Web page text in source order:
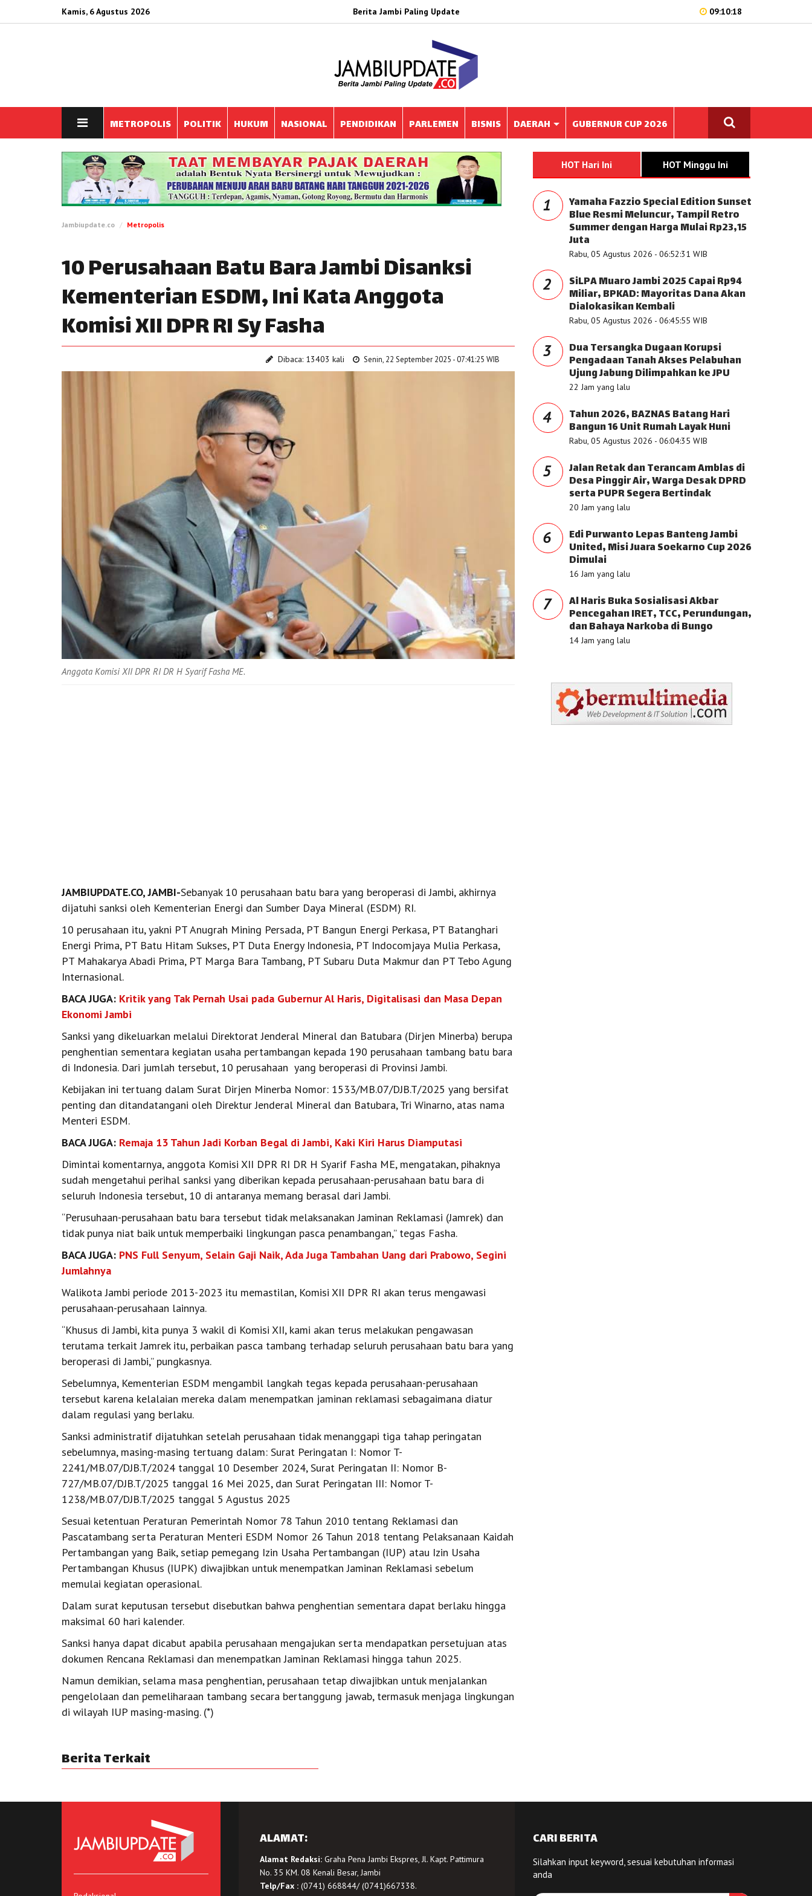
Kamis, 6 Agustus 2026 Berita Jambi Paling Update 09:10:18
METROPOLIS POLITIK HUKUM NASIONAL PENDIDIKAN PARLEMEN BISNIS DAERAH GUBERNUR CUP 2026
Jambiupdate.co Metropolis
10 Perusahaan Batu Bara Jambi Disanksi
Kementerian ESDM, Ini Kata Anggota
Komisi XII DPR RI Sy Fasha
Dibaca: 13403 kali Senin, 22 September 2025 - 07:41:25 WIB
Anggota Komisi XII DPR RI DR H Syarif Fasha ME.
JAMBIUPDATE.CO, JAMBI-Sebanyak 10 perusahaan batu bara yang beroperasi di Jambi, akhirnya
dijatuhi sanksi oleh Kementerian Energi dan Sumber Daya Mineral (ESDM) RI.
10 perusahaan itu, yakni PT Anugrah Mining Persada, PT Bangun Energi Perkasa, PT Batanghari
Energi Prima, PT Batu Hitam Sukses, PT Duta Energy Indonesia, PT Indocomjaya Mulia Perkasa,
PT Mahakarya Abadi Prima, PT Marga Bara Tambang, PT Subaru Duta Makmur dan PT Tebo Agung
Internasional.
BACA JUGA: Kritik yang Tak Pernah Usai pada Gubernur Al Haris, Digitalisasi dan Masa Depan
Ekonomi Jambi
Sanksi yang dikeluarkan melalui Direktorat Jenderal Mineral dan Batubara (Dirjen Minerba) berupa
penghentian sementara kegiatan usaha pertambangan kepada 190 perusahaan tambang batu bara
di Indonesia. Dari jumlah tersebut, 10 perusahaan yang beroperasi di Provinsi Jambi.
Kebijakan ini tertuang dalam Surat Dirjen Minerba Nomor: 1533/MB.07/DJB.T/2025 yang bersifat
penting dan ditandatangani oleh Direktur Jenderal Mineral dan Batubara, Tri Winarno, atas nama
Menteri ESDM.
BACA JUGA: Remaja 13 Tahun Jadi Korban Begal di Jambi, Kaki Kiri Harus Diamputasi
Dimintai komentarnya, anggota Komisi XII DPR RI DR H Syarif Fasha ME, mengatakan, pihaknya
sudah mengetahui perihal sanksi yang diberikan kepada perusahaan-perusahaan batu bara di
seluruh Indonesia tersebut, 10 di antaranya memang berasal dari Jambi.
“Perusuhaan-perusahaan batu bara tersebut tidak melaksanakan Jaminan Reklamasi (Jamrek) dan
tidak punya niat baik untuk memperbaiki lingkungan pasca penambangan,” tegas Fasha.
BACA JUGA: PNS Full Senyum, Selain Gaji Naik, Ada Juga Tambahan Uang dari Prabowo, Segini
Jumlahnya
Walikota Jambi periode 2013-2023 itu memastilan, Komisi XII DPR RI akan terus mengawasi
perusahaan-perusahaan lainnya.
“Khusus di Jambi, kita punya 3 wakil di Komisi XII, kami akan terus melakukan pengawasan
terutama terkait Jamrek itu, perbaikan pasca tambang terhadap seluruh perusahaan batu bara yang
beroperasi di Jambi,” pungkasnya.
Sebelumnya, Kementerian ESDM mengambil langkah tegas kepada perusahaan-perusahaan
tersebut karena kelalaian mereka dalam menempatkan jaminan reklamasi sebagaimana diatur
dalam regulasi yang berlaku.
Sanksi administratif dijatuhkan setelah perusahaan tidak menanggapi tiga tahap peringatan
sebelumnya, masing-masing tertuang dalam: Surat Peringatan I: Nomor T-
2241/MB.07/DJB.T/2024 tanggal 10 Desember 2024, Surat Peringatan II: Nomor B-
727/MB.07/DJB.T/2025 tanggal 16 Mei 2025, dan Surat Peringatan III: Nomor T-
1238/MB.07/DJB.T/2025 tanggal 5 Agustus 2025
Sesuai ketentuan Peraturan Pemerintah Nomor 78 Tahun 2010 tentang Reklamasi dan
Pascatambang serta Peraturan Menteri ESDM Nomor 26 Tahun 2018 tentang Pelaksanaan Kaidah
Pertambangan yang Baik, setiap pemegang Izin Usaha Pertambangan (IUP) atau Izin Usaha
Pertambangan Khusus (IUPK) diwajibkan untuk menempatkan Jaminan Reklamasi sebelum
memulai kegiatan operasional.
Dalam surat keputusan tersebut disebutkan bahwa penghentian sementara dapat berlaku hingga
maksimal 60 hari kalender.
Sanksi hanya dapat dicabut apabila perusahaan mengajukan serta mendapatkan persetujuan atas
dokumen Rencana Reklamasi dan menempatkan Jaminan Reklamasi hingga tahun 2025.
Namun demikian, selama masa penghentian, perusahaan tetap diwajibkan untuk menjalankan
pengelolaan dan pemeliharaan tambang secara bertanggung jawab, termasuk menjaga lingkungan
di wilayah IUP masing-masing. (*)
Berita Terkait
HOT Hari Ini HOT Minggu Ini
1 Yamaha Fazzio Special Edition Sunset
Blue Resmi Meluncur, Tampil Retro
Summer dengan Harga Mulai Rp23,15
Juta
Rabu, 05 Agustus 2026 - 06:52:31 WIB
2 SiLPA Muaro Jambi 2025 Capai Rp94
Miliar, BPKAD: Mayoritas Dana Akan
Dialokasikan Kembali
Rabu, 05 Agustus 2026 - 06:45:55 WIB
3 Dua Tersangka Dugaan Korupsi
Pengadaan Tanah Akses Pelabuhan
Ujung Jabung Dilimpahkan ke JPU
22 Jam yang lalu
4 Tahun 2026, BAZNAS Batang Hari
Bangun 16 Unit Rumah Layak Huni
Rabu, 05 Agustus 2026 - 06:04:35 WIB
5 Jalan Retak dan Terancam Amblas di
Desa Pinggir Air, Warga Desak DPRD
serta PUPR Segera Bertindak
20 Jam yang lalu
6 Edi Purwanto Lepas Banteng Jambi
United, Misi Juara Soekarno Cup 2026
Dimulai
16 Jam yang lalu
7 Al Haris Buka Sosialisasi Akbar
Pencegahan IRET, TCC, Perundungan,
dan Bahaya Narkoba di Bungo
14 Jam yang lalu
ALAMAT:
Alamat Redaksi:Graha Pena Jambi Ekspres, Jl. Kapt. Pattimura
No. 35 KM. 08 Kenali Besar, Jambi
Telp/Fax :(0741) 668844/ (0741)667338.
CARI BERITA
Silahkan input keyword, sesuai kebutuhan informasi
anda